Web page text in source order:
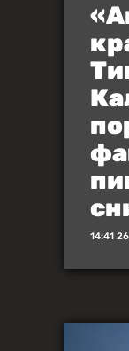
14:41